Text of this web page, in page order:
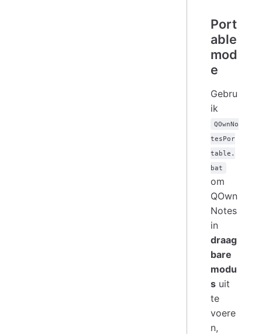
Port
able
mod
e
Gebru
ik
QOwnNo
tesPor
table.
bat
om
QOwn
Notes
in
draag
bare
modu
s uit
te
voere
n,